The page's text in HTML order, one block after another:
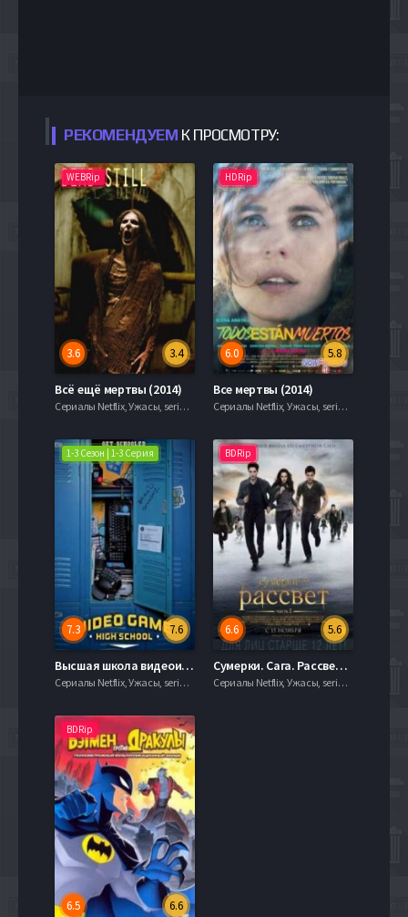
РЕКОМЕНДУЕМ К ПРОСМОТРУ:
WEBRip
3.4
3.6
Всё ещё мертвы (2014)
Сериалы Netflix, Ужасы, serial.mob
HDRip
5.8
6.0
Все мертвы (2014)
Сериалы Netflix, Ужасы, serial.mob
1-3 Сезон | 1-3 Серия
7.6
7.3
Высшая школа видеоигр (2012) 1,2,3 сезон
Сериалы Netflix, Ужасы, serial.mob
BDRip
5.6
6.6
Сумерки. Сага. Рассвет: Часть 2 (2012)
Сериалы Netflix, Ужасы, serial.mob
BDRip
6.6
6.5